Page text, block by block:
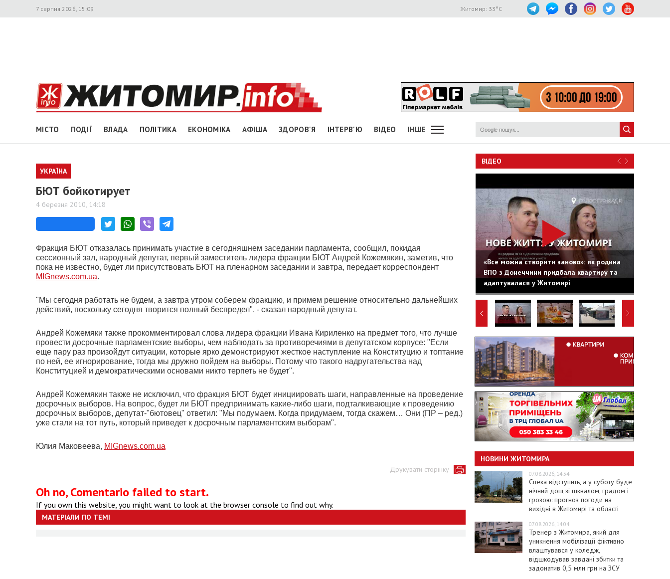
7 серпня 2026, 15:09 Житомир: 33°C
МІСТО ПОДІЇ ВЛАДА ПОЛІТИКА ЕКОНОМІКА АФІША ЗДОРОВ'Я ІНТЕРВ'Ю ВІДЕО ІНШЕ
УКРАЇНА
БЮТ бойкотирует
4 березня 2010, 14:18
Фракция БЮТ отказалась принимать участие в сегодняшнем заседании парламента, сообщил, покидая
сессионный зал, народный депутат, первый заместитель лидера фракции БЮТ Андрей Кожемякин, заметив, что
пока не известно, будет ли присутствовать БЮТ на пленарном заседании и завтра, передает корреспондент
MIGnews.com.ua.
"Мы сегодня работать не будем, а завтра утром соберем фракцию, и примем решение относительно дальнейших
действий, поскольку сегодня творится полный беспредел", - сказал народный депутат.
Андрей Кожемяки также прокомментировал слова лидера фракции Ивана Кириленко на предмет того, что лучше
провести досрочные парламентские выборы, чем наблюдать за противоречиями в депутатском корпусе: "Если
еще пару раз произойдут ситуации, которые ярко демонстрируют жесткое наступление на Конституцию и топтание
по ней, ее игнорирование, тогда мы дружно пойдем на выборы. Потому что такого надругательства над
Конституцией и демократическими основами никто терпеть не будет".
Андрей Кожемякин также не исключил, что фракция БЮТ будет инициировать шаги, направленные на проведение
досрочных выборов. На вопрос, будет ли БЮТ предпринимать какие-либо шаги, подталкивающие к проведению
досрочных выборов, депутат-"бютовец" ответил: "Мы подумаем. Когда придумаем, тогда скажем… Они (ПР – ред.)
уже стали на тот путь, который приведет к досрочным парламентским выборам".
Юлия Маковеева, MIGnews.com.ua
Друкувати сторінку
Oh no, Comentario failed to start.
If you own this website, you might want to look at the browser console to find out why.
МАТЕРІАЛИ ПО ТЕМІ
ВІДЕО
«Все можна створити заново»: як родина
ВПО з Донеччини придбала квартиру та
адаптувалася у Житомирі
НОВИНИ ЖИТОМИРА
07.08.2026, 14:34
Спека відступить, а у суботу буде
нічний дощ зі шквалом, градом і
грозою: прогноз погоди на
вихідні в Житомирі та області
07.08.2026, 14:04
Тренер з Житомира, який для
уникнення мобілізації фіктивно
влаштувався у коледж,
відшкодував завдані збитки та
задонатив 0,5 млн грн на ЗСУ